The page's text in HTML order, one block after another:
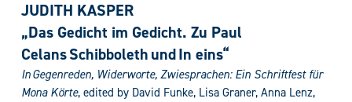
JUDITH KASPER
„Das Gedicht im Gedicht. Zu Paul
Celans Schibboleth und In eins“
InGegenreden, Widerworte, Zwiesprachen:Ein Schriftfest für
Mona Körte, edited byDavid Funke, Lisa Graner, Anna Lenz,